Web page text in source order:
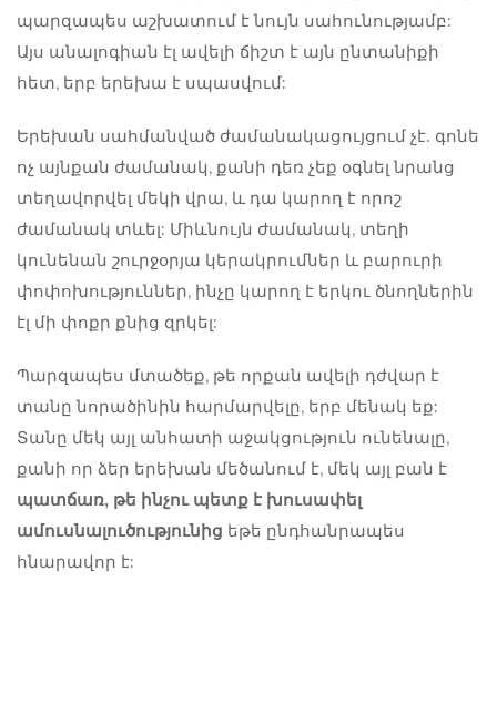
պարզապես աշխատում է նույն սահունությամբ:
Այս անալոգիան էլ ավելի ճիշտ է այն ընտանիքի
հետ, երբ երեխա է սպասվում:
Երեխան սահմանված ժամանակացույցում չէ. գոնե
ոչ այնքան ժամանակ, քանի դեռ չեք օգնել նրանց
տեղավորվել մեկի վրա, և դա կարող է որոշ
ժամանակ տևել: Միևնույն ժամանակ, տեղի
կունենան շուրջօրյա կերակրումներ և բարուրի
փոփոխություններ, ինչը կարող է երկու ծնողներին
էլ մի փոքր քնից զրկել:
Պարզապես մտածեք, թե որքան ավելի դժվար է
տանը նորածինին հարմարվելը, երբ մենակ եք:
Տանը մեկ այլ անհատի աջակցություն ունենալը,
քանի որ ձեր երեխան մեծանում է, մեկ այլ բան է
պատճառ, թե ինչու պետք է խուսափել
ամուսնալուծությունից եթե ընդհանրապես
հնարավոր է: